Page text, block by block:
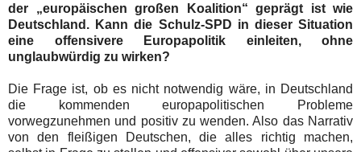
der „europäischen großen Koalition“ geprägt ist wie
Deutschland. Kann die Schulz-SPD in dieser Situation
eine offensivere Europapolitik einleiten, ohne
unglaubwürdig zu wirken?
Die Frage ist, ob es nicht notwendig wäre, in Deutschland
die kommenden europapolitischen Probleme
vorwegzunehmen und positiv zu wenden. Also das Narrativ
von den fleißigen Deutschen, die alles richtig machen,